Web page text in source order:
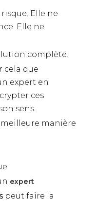
Elle ne
Elle ne
complète.
cela que
expert en
ces
sens.
manière
expert
peut faire la